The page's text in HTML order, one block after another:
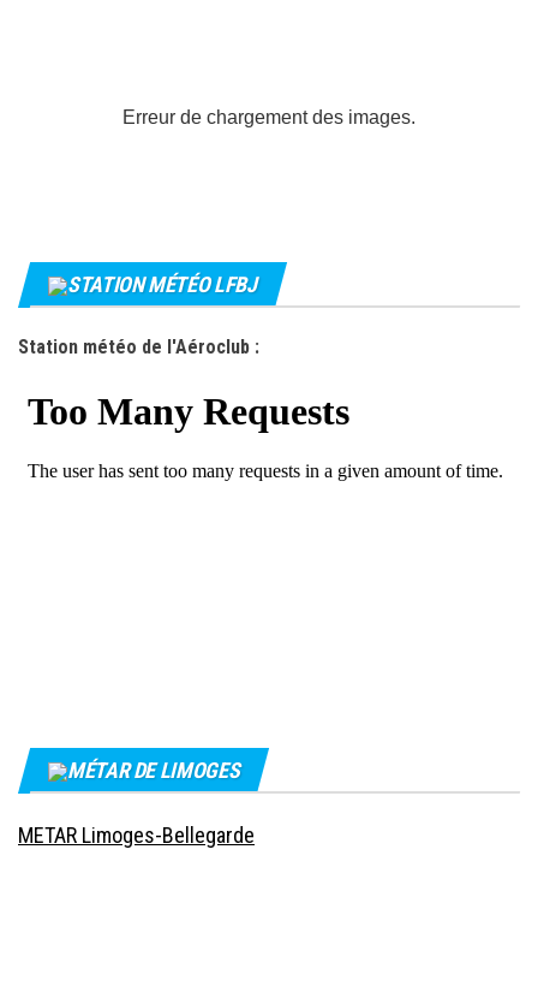
Erreur de chargement des images.
STATION MÉTÉO LFBJ
Station météo de l'Aéroclub :
MÉTAR DE LIMOGES
METAR Limoges-Bellegarde